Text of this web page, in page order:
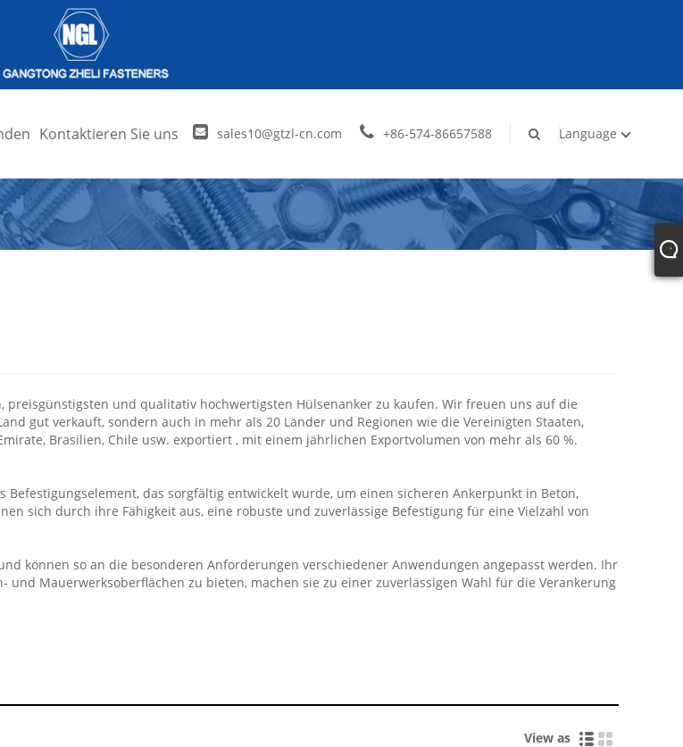
Kontaktieren Sie uns sales10@gtzl-cn.com +86-574-86657588 Language
und qualitativ hochwertigsten Hülsenanker zu kaufen. Wir freuen uns auf die
gut verkauft, sondern auch in mehr als 20 Länder und Regionen wie die Vereinigten Staaten,
Brasilien, Chile usw. exportiert , mit einem jährlichen Exportvolumen von mehr als 60 %.
das sorgfältig entwickelt wurde, um einen sicheren Ankerpunkt in Beton,
sich durch ihre Fähigkeit aus, eine robuste und zuverlässige Befestigung für eine Vielzahl von
können so an die besonderen Anforderungen verschiedener Anwendungen angepasst werden. Ihr
Mauerwerksoberflächen zu bieten, machen sie zu einer zuverlässigen Wahl für die Verankerung
View as